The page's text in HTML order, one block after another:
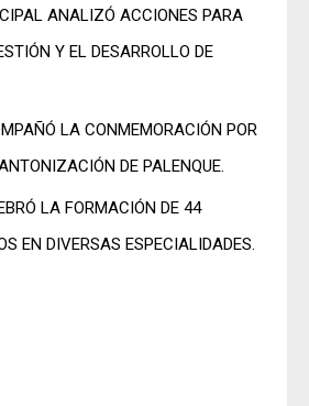
ANALIZÓ ACCIONES PARA
Y EL DESARROLLO DE
LA CONMEMORACIÓN POR
DE PALENQUE.
LA FORMACIÓN DE 44
EN DIVERSAS ESPECIALIDADES.